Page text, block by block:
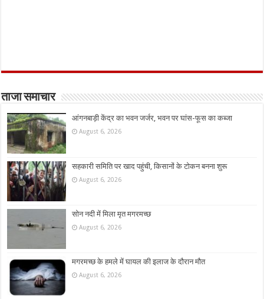
ताजा समाचार
आंगनबाड़ी केंद्र का भवन जर्जर, भवन पर घांस-फूस का कब्जा
August 6, 2026
सहकारी समिति पर खाद पहुंची, किसानों के टोकन बनना शुरू
August 6, 2026
सोन नदी में मिला मृत मगरमच्छ
August 6, 2026
मगरमच्छ के हमले में घायल की इलाज के दौरान मौत
August 6, 2026